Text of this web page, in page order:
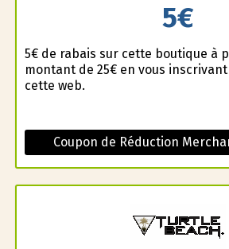
5€
5€ de rabais sur cette boutique à
montant de 25€ en vous
cette web.
Coupon de Réduction